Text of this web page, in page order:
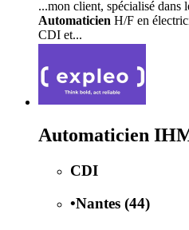
...mon client, spécialisé dans
Automaticien H/F en
CDI et...
Automaticien
CDI
•Nantes (44)